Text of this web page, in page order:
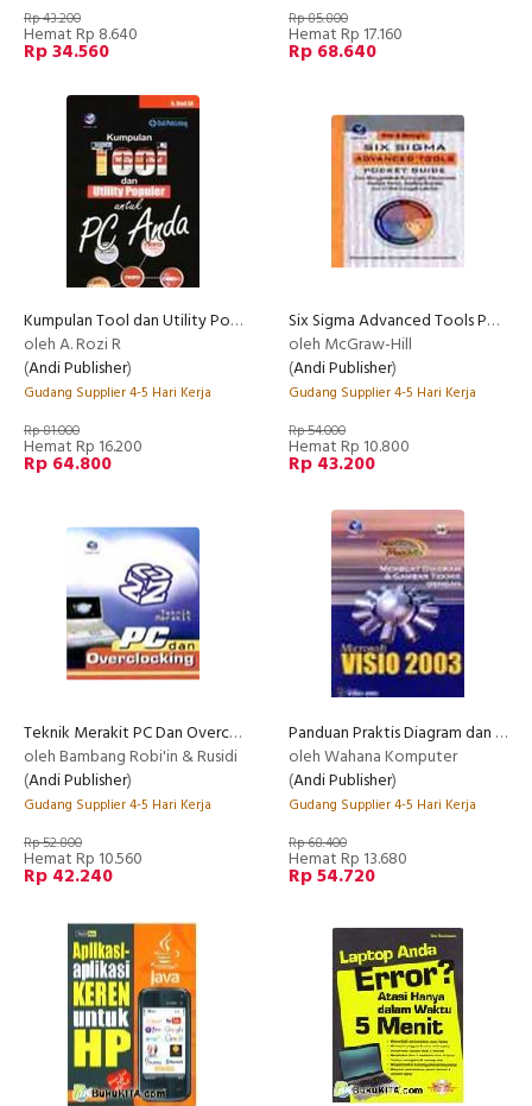
Rp 43.200
Hemat Rp 8.640
Rp 34.560
Rp 85.800
Hemat Rp 17.160
Rp 68.640
Kumpulan Tool dan Utility Populer untuk PC Anda
oleh A. Rozi R
(Andi Publisher)
Gudang Supplier 4-5 Hari Kerja
Rp 81.000
Hemat Rp 16.200
Rp 64.800
Six Sigma Advanced Tools Pocket Guide
oleh McGraw-Hill
(Andi Publisher)
Gudang Supplier 4-5 Hari Kerja
Rp 54.000
Hemat Rp 10.800
Rp 43.200
Teknik Merakit PC Dan Overclocking
oleh Bambang Robi'in & Rusidi
(Andi Publisher)
Gudang Supplier 4-5 Hari Kerja
Rp 52.800
Hemat Rp 10.560
Rp 42.240
Panduan Praktis Diagram dan Gambar Teknik dengan Microsoft Visio 2003
oleh Wahana Komputer
(Andi Publisher)
Gudang Supplier 4-5 Hari Kerja
Rp 68.400
Hemat Rp 13.680
Rp 54.720